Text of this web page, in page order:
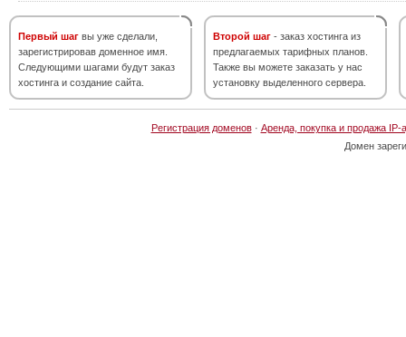
Первый шаг вы уже сделали,
зарегистрировав доменное имя.
Следующими шагами будут заказ
хостинга и создание сайта.
Второй шаг - заказ хостинга из
предлагаемых тарифных планов.
Также вы можете заказать у нас
установку выделенного сервера.
Регистрация доменов· Аренда, покупка и продажа IP-
Домен